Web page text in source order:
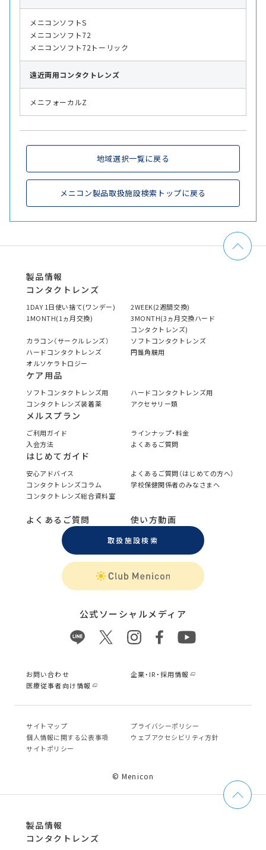
メニコンソフトS
メニコンソフト72
メニコンソフト72トーリック
遠近両用コンタクトレンズ
メニフォーカルZ
地域選択一覧に戻る
メニコン製品取扱施設検索トップに戻る
製品情報
コンタクトレンズ
1DAY 1日使い捨て(ワンデー)
2WEEK(2週間交換)
1MONTH(1ヵ月交換)
3MONTH(3ヵ月交換ハード
コンタクトレンズ)
カラコン（サークルレンズ）
ソフトコンタクトレンズ
ハードコンタクトレンズ
円錐角膜用
オルソケラトロジー
ケア用品
ソフトコンタクトレンズ用
ハードコンタクトレンズ用
コンタクトレンズ装着薬
アクセサリー類
メルスプラン
ご利用ガイド
ラインナップ・料金
入会方法
よくあるご質問
はじめてガイド
安心アドバイス
よくあるご質問（はじめての方へ）
コンタクトレンズコラム
学校保健関係者のみなさまへ
コンタクトレンズ総合資料室
よくあるご質問 使い方動画
取扱施設検索
公式ソーシャルメディア
お問い合わせ
企業・IR・採用情報
医療従事者向け情報
サイトマップ
プライバシーポリシー
個⼈情報に関する公表事項
ウェブアクセシビリティ方針
サイトポリシー
© Menicon
製品情報
コンタクトレンズ